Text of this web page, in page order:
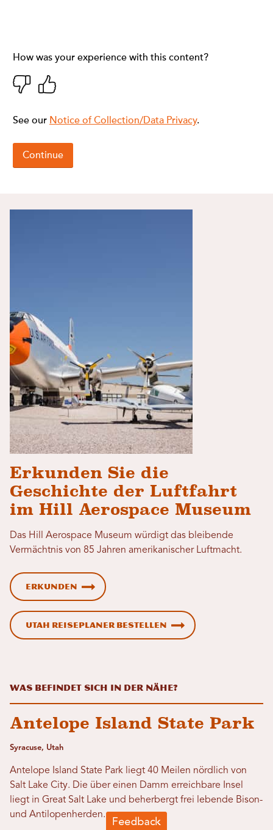
Erkunden Sie die
Geschichte der Luftfahrt
im Hill Aerospace Museum
Das Hill Aerospace Museum würdigt das bleibende
Vermächtnis von 85 Jahren amerikanischer Luftmacht.
Erkunden
Utah Reiseplaner bestellen
Was befindet sich in der Nähe?
Antelope Island State Park
Syracuse, Utah
Antelope Island State Park liegt 40 Meilen nördlich von
Salt Lake City. Die über einen Damm erreichbare Insel
liegt in Great Salt Lake und beherbergt frei lebende Bison-
und Antilopenherden.